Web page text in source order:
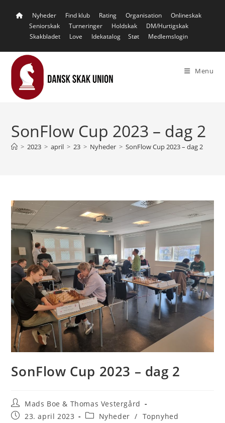
Nyheder Find klub Rating Organisation
Onlineskak
Seniorskak
Turneringer Holdskak
DM/Hurtigskak
Skakbladet
Love Idekatalog Støt Medlemslogin
Menu
SonFlow Cup 2023 – dag 2
> 2023 > april > 23 > Nyheder > SonFlow Cup 2023 – dag 2
SonFlow Cup 2023 – dag 2
Post
author:
Mads Boe & Thomas Vestergård
Post23. april 2023
PostNyheder / Topnyhed